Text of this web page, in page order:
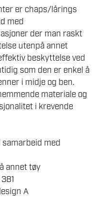
er chaps/lårings
med
der man raskt
utenpå annet
beskyttelse ved
som den er enkel å
i midje og ben.
materiale og
i krevende
med
annet tøy
A